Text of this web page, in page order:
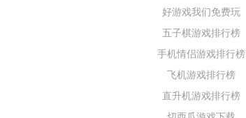
好游戏我们免费玩
五子棋游戏排行榜
手机情侣游戏排行榜
飞机游戏排行榜
直升机游戏排行榜